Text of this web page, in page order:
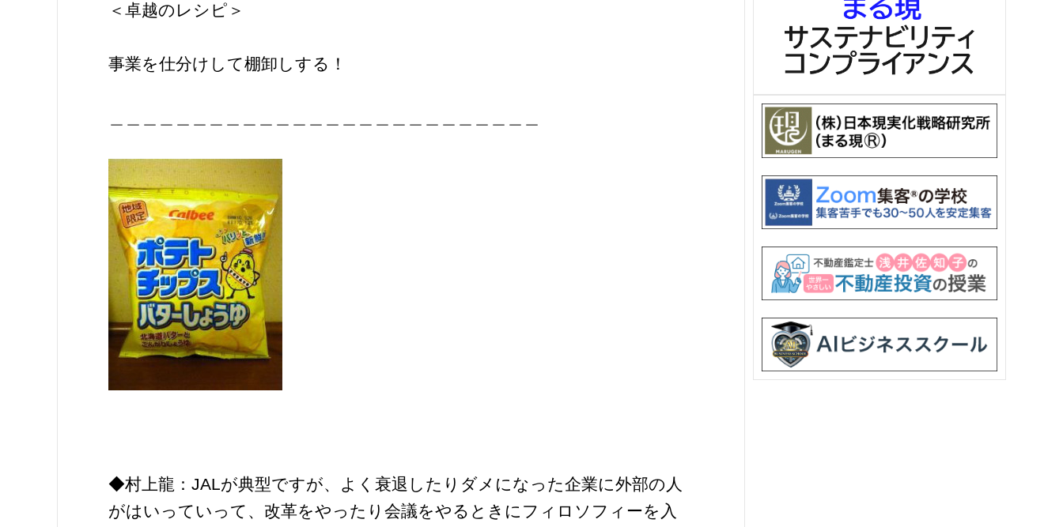
＜卓越のレシピ＞
事業を仕分けして棚卸しする！
◆村上龍：JALが典型ですが、よく衰退したりダメになった企業に外部の人
がはいっていって、改革をやったり会議をやるときにフィロソフィーを入